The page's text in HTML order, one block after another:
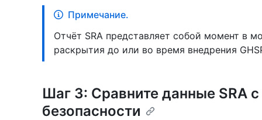
Примечание.
Отчёт SRA представляет собой момент в
раскрытия до или во время внедрения
Шаг 3: Сравните данные SRA
безопасности